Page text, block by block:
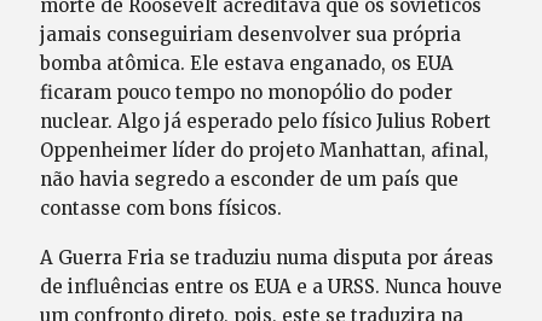
morte de Roosevelt acreditava que os soviéticos
jamais conseguiriam desenvolver sua própria
bomba atômica. Ele estava enganado, os EUA
ficaram pouco tempo no monopólio do poder
nuclear. Algo já esperado pelo físico Julius Robert
Oppenheimer líder do projeto Manhattan, afinal,
não havia segredo a esconder de um país que
contasse com bons físicos.
A Guerra Fria se traduziu numa disputa por áreas
de influências entre os EUA e a URSS. Nunca houve
um confronto direto, pois, este se traduzira na